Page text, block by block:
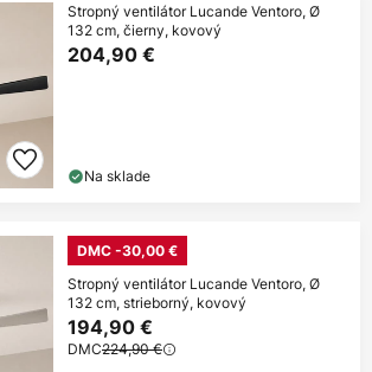
Stropný ventilátor Lucande Ventoro, Ø
132 cm, čierny, kovový
204,90 €
Na sklade
DMC -30,00 €
Stropný ventilátor Lucande Ventoro, Ø
132 cm, strieborný, kovový
194,90 €
DMC224,90 €